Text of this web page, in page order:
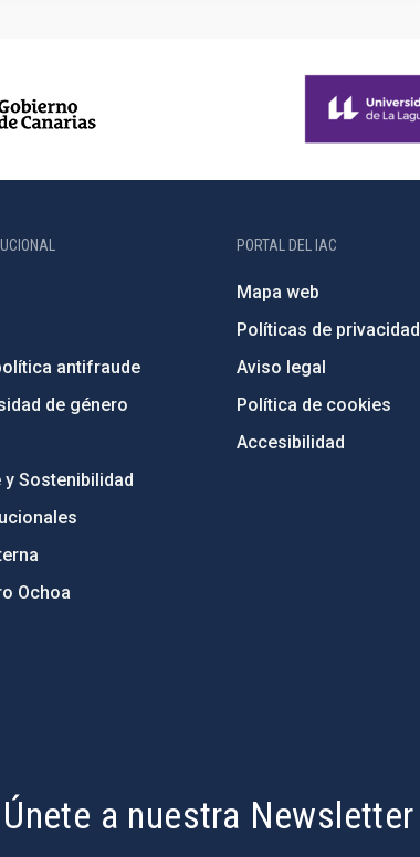
antifraude
de género
Sostenibilidad
Ochoa
PORTAL DEL IAC
Mapa web
Políticas de privacidad
Aviso legal
Política de cookies
Accesibilidad
Únete a nuestra Newsletter